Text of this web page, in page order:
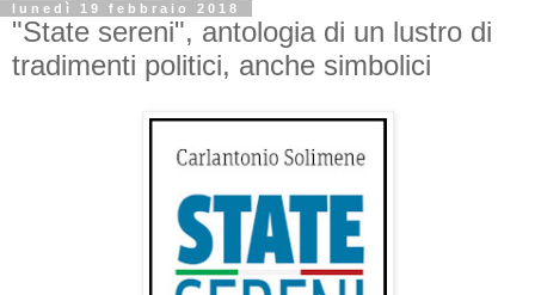
lunedì 19 febbraio 2018
"State sereni", antologia di un lustro di
tradimenti politici, anche simbolici